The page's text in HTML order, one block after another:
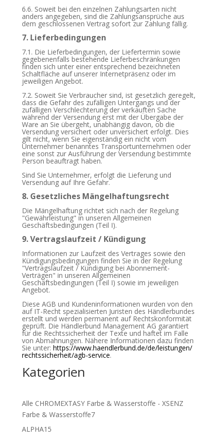
6.6. Soweit bei den einzelnen Zahlungsarten nicht
anders angegeben, sind die Zahlungsansprüche aus
dem geschlossenen Vertrag sofort zur Zahlung fällig.
7. Lieferbedingungen
7.1. Die Lieferbedingungen, der Liefertermin sowie
gegebenenfalls bestehende Lieferbeschränkungen
finden sich unter einer entsprechend bezeichneten
Schaltfläche auf unserer Internetpräsenz oder im
jeweiligen Angebot.
7.2. Soweit Sie Verbraucher sind, ist gesetzlich geregelt,
dass die Gefahr des zufälligen Untergangs und der
zufälligen Verschlechterung der verkauften Sache
während der Versendung erst mit der Übergabe der
Ware an Sie übergeht, unabhängig davon, ob die
Versendung versichert oder unversichert erfolgt. Dies
gilt nicht, wenn Sie eigenständig ein nicht vom
Unternehmer benanntes Transportunternehmen oder
eine sonst zur Ausführung der Versendung bestimmte
Person beauftragt haben.
Sind Sie Unternehmer, erfolgt die Lieferung und
Versendung auf Ihre Gefahr.
8. Gesetzliches Mängelhaftungsrecht
Die Mängelhaftung richtet sich nach der Regelung
"Gewährleistung" in unseren Allgemeinen
Geschäftsbedingungen (Teil I).
9. Vertragslaufzeit / Kündigung
Informationen zur Laufzeit des Vertrages sowie den
Kündigungsbedingungen finden Sie in der Regelung
"Vertragslaufzeit / Kündigung bei Abonnement-
Verträgen" in unseren Allgemeinen
Geschäftsbedingungen (Teil I) sowie im jeweiligen
Angebot.
Diese AGB und Kundeninformationen wurden von den
auf IT-Recht spezialisierten Juristen des Händlerbundes
erstellt und werden permanent auf Rechtskonformität
geprüft. Die Händlerbund Management AG garantiert
für die Rechtssicherheit der Texte und haftet im Falle
von Abmahnungen. Nähere Informationen dazu finden
Sie unter: https://www.haendlerbund.de/de/leistungen/
rechtssicherheit/agb-service.
Kategorien
Alle CHROMEXTASY Farbe & Wasserstoffe - XSENZ
Farbe & Wasserstoffe77
ALPHA1515